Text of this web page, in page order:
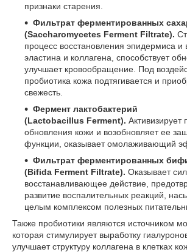
признаки старения.
Фильтрат ферментированных
(Saccharomycetes Ferment Filtrate).
процесс восстановления эпидермиса и
эластина и коллагена, способствует
улучшает кровообращение. Под
пробиотика кожа подтягивается и
свежесть.
Фермент лактобактерий
(Lactobacillus Ferment). Активизирует
обновления кожи и возобновляет ее
функции, оказывает омолаживающий
Фильтрат ферментированных
(Bifida Ferment Filtrate). Оказывает
восстанавливающее действие,
развитие воспалительных реакций,
целым комплексом полезных
Также пробиотики являются источником
которая стимулирует выработку
улучшает структуру коллагена в клетках